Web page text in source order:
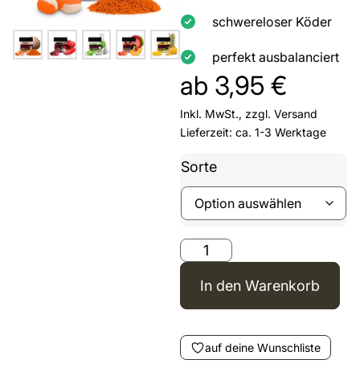
schwereloser Köder
perfekt ausbalanciert
ab 3,95 €
Inkl. MwSt., zzgl. Versand
Lieferzeit: ca. 1-3 Werktage
Sorte
In den Warenkorb
auf deine Wunschliste